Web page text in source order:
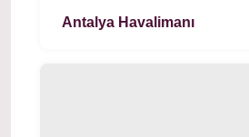
Antalya Havalimanı